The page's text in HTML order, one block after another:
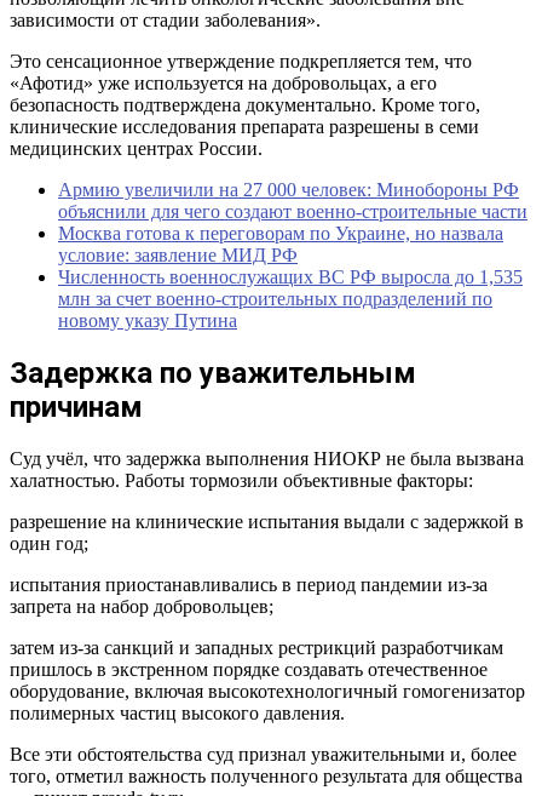
зависимости от стадии заболевания».
Это сенсационное утверждение подкрепляется тем, что
«Афотид» уже используется на добровольцах, а его
безопасность подтверждена документально. Кроме того,
клинические исследования препарата разрешены в семи
медицинских центрах России.
Армию увеличили на 27 000 человек: Минобороны РФ
объяснили для чего создают военно-строительные части
Москва готова к переговорам по Украине, но назвала
условие: заявление МИД РФ
Численность военнослужащих ВС РФ выросла до 1,535
млн за счет военно-строительных подразделений по
новому указу Путина
Задержка по уважительным
причинам
Суд учёл, что задержка выполнения НИОКР не была вызвана
халатностью. Работы тормозили объективные факторы:
разрешение на клинические испытания выдали с задержкой в
один год;
испытания приостанавливались в период пандемии из-за
запрета на набор добровольцев;
затем из-за санкций и западных рестрикций разработчикам
пришлось в экстренном порядке создавать отечественное
оборудование, включая высокотехнологичный гомогенизатор
полимерных частиц высокого давления.
Все эти обстоятельства суд признал уважительными и, более
того, отметил важность полученного результата для общества